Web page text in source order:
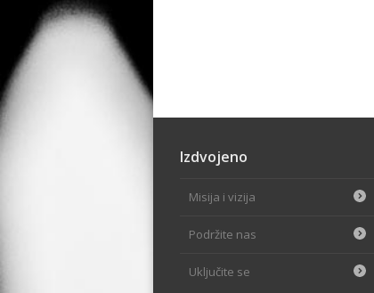
Izdvojeno
Misija i vizija
Podržite nas
Uključite se